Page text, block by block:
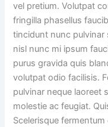
vel pretium. Volutpat
fringilla phasellus
tincidunt nunc pulvinar
nisl nunc mi ipsum
purus gravida quis
volutpat odio facilisis.
pulvinar neque laoreet
molestie ac feugiat.
Scelerisque